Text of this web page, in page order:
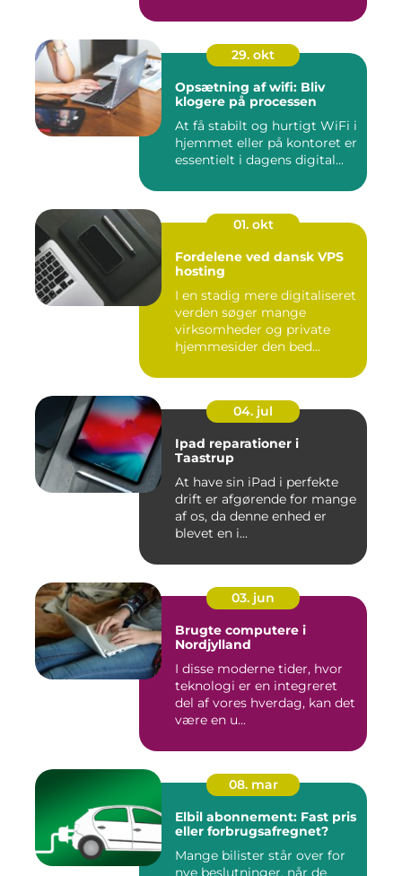
29. okt
Opsætning af wifi: Bliv
klogere på processen
At få stabilt og hurtigt WiFi i
hjemmet eller på kontoret er
essentielt i dagens digital...
01. okt
Fordelene ved dansk VPS
hosting
I en stadig mere digitaliseret
verden søger mange
virksomheder og private
hjemmesider den bed...
04. jul
Ipad reparationer i
Taastrup
At have sin iPad i perfekte
drift er afgørende for mange
af os, da denne enhed er
blevet en i...
03. jun
Brugte computere i
Nordjylland
I disse moderne tider, hvor
teknologi er en integreret
del af vores hverdag, kan det
være en u...
08. mar
Elbil abonnement: Fast pris
eller forbrugsafregnet?
Mange bilister står over for
nye beslutninger, når de